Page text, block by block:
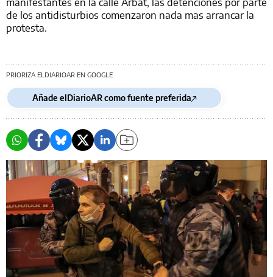
de los antidisturbios comenzaron nada mas arrancar la
protesta.
PRIORIZA ELDIARIOAR EN GOOGLE
Añade elDiarioAR como fuente preferida